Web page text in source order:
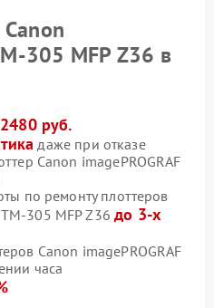
305 MFP Z36 в
руб.
даже при отказе
Canon imagePROGRAF
по ремонту плоттеров
TM-305 MFP Z36до 3-х
Canon imagePROGRAF
часа